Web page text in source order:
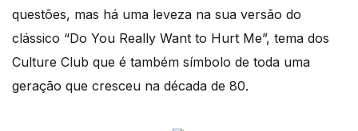
questões, mas há uma leveza na sua versão do
clássico “Do You Really Want to Hurt Me”, tema dos
Culture Club que é também símbolo de toda uma
geração que cresceu na década de 80.